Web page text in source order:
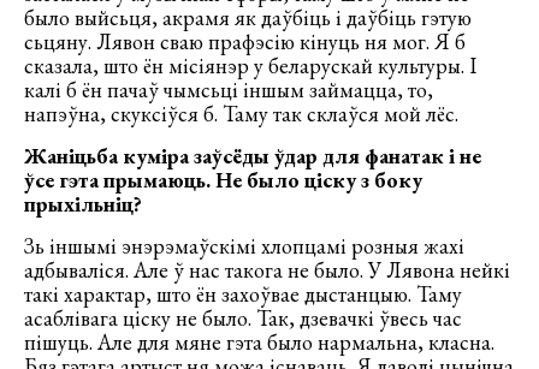
было выйсьця, акрамя як даўбіць і даўбіць гэтую
сьцяну. Лявон сваю прафэсію кінуць ня мог. Я б
сказала, што ён місіянэр у беларускай культуры. І
калі б ён пачаў чымсьці іншым займацца, то,
напэўна, скуксіўся б. Таму так склаўся мой лёс.
Жаніцьба куміра заўсёды ўдар для фанатак і не
ўсе гэта прымаюць. Не было ціску з боку
прыхільніц?
Зь іншымі энэрэмаўскімі хлопцамі розныя жахі
адбываліся. Але ў нас такога не было. У Лявона нейкі
такі характар, што ён захоўвае дыстанцыю. Таму
асаблівага ціску не было. Так, дзевачкі ўвесь час
пішуць. Але для мяне гэта было нармальна, класна.